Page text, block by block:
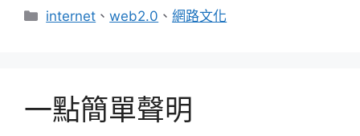
分
internet 、web2.0 、網路文化
一點簡單聲明